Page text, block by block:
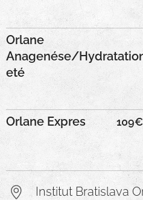
Orlane
Anagenése/
eté
Orlane Expres
Institut Bratislava